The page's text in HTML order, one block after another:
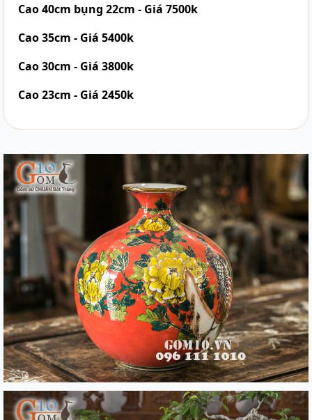
Cao 40cm bụng 22cm - Giá 7500k
Cao 35cm - Giá 5400k
Cao 30cm - Giá 3800k
Cao 23cm - Giá 2450k